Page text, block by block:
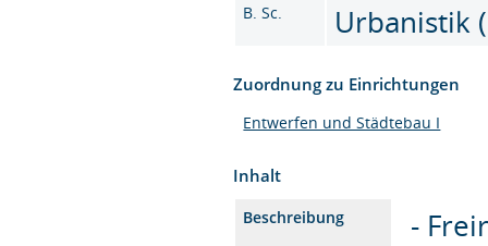
B. Sc. Urbanistik
Zuordnung zu Einrichtungen
Entwerfen und Städtebau I
Inhalt
Beschreibung
-